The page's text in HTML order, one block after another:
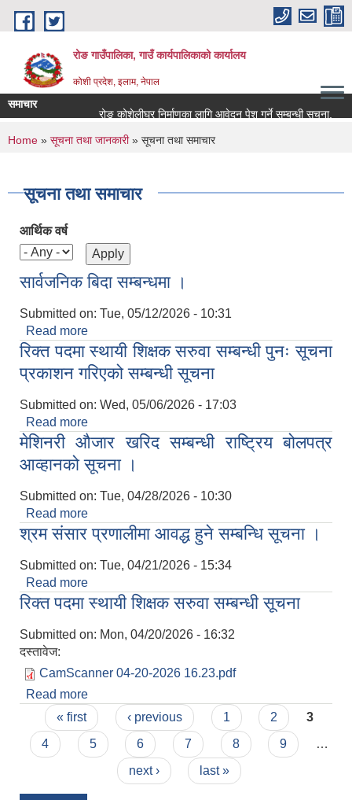
Skip to main content
रोङ गाउँपालिका, गाउँ कार्यपालिकाको कार्यालय
कोशी प्रदेश, इलाम, नेपाल
समाचार
रोङ कोशेलीघर निर्माणका लागि आवेदन पेश गर्ने सम्बन्धी सूचना.
You are here
Home » सूचना तथा जानकारी» सूचना तथा समाचार
सूचना तथा समाचार
आर्थिक वर्ष
सार्वजनिक बिदा सम्बन्धमा ।
Submitted on: Tue, 05/12/2026 - 10:31
Read more
रिक्त पदमा स्थायी शिक्षक सरुवा सम्बन्धी पुनः सूचना
प्रकाशन गरिएको सम्बन्धी सूचना
Submitted on: Wed, 05/06/2026 - 17:03
Read more
प्रकाशन गरिएको सम्बन्धी सूचना
मेशिनरी औजार खरिद सम्बन्धी राष्ट्रिय बोलपत्र
आव्हानको सूचना ।
Submitted on: Tue, 04/28/2026 - 10:30
Read more
आव्हानको सूचना ।
श्रम संसार प्रणालीमा आवद्ध हुने सम्बन्धि सूचना ।
Submitted on: Tue, 04/21/2026 - 15:34
Read more
रिक्त पदमा स्थायी शिक्षक सरुवा सम्बन्धी सूचना
Submitted on: Mon, 04/20/2026 - 16:32
दस्तावेज:
CamScanner 04-20-2026 16.23.pdf
Read more
Pages
« first ‹ previous 1 2
3
4
5 6 7 8 9
…
next ›
last »